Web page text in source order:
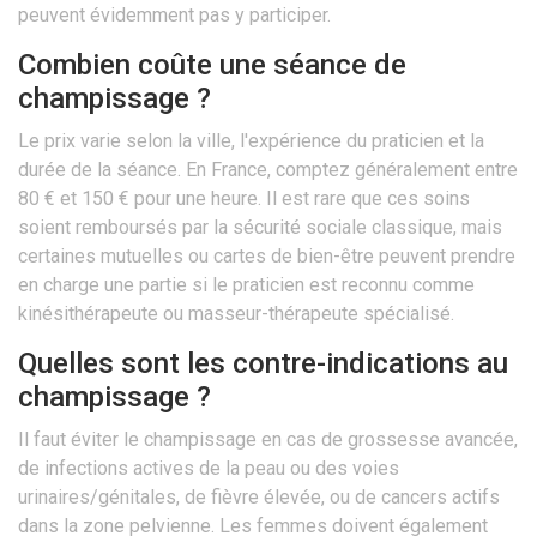
peuvent évidemment pas y participer.
Combien coûte une séance de
champissage ?
Le prix varie selon la ville, l'expérience du praticien et la
durée de la séance. En France, comptez généralement entre
80 € et 150 € pour une heure. Il est rare que ces soins
soient remboursés par la sécurité sociale classique, mais
certaines mutuelles ou cartes de bien-être peuvent prendre
en charge une partie si le praticien est reconnu comme
kinésithérapeute ou masseur-thérapeute spécialisé.
Quelles sont les contre-indications au
champissage ?
Il faut éviter le champissage en cas de grossesse avancée,
de infections actives de la peau ou des voies
urinaires/génitales, de fièvre élevée, ou de cancers actifs
dans la zone pelvienne. Les femmes doivent également